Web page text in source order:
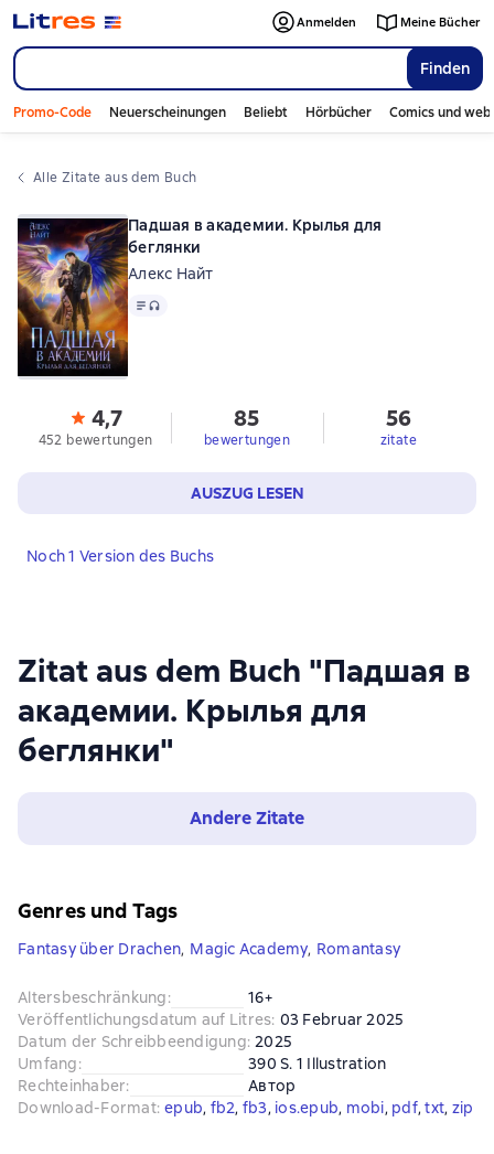
Finden
Anmelden Meine Bücher
Promo-Code Neuerscheinungen Beliebt Hörbücher Comics und
Alle Zitate aus dem Buch
Zitat aus dem Buch "Падшая в
академии. Крылья для
беглянки"
Andere Zitate
Падшая в академии. Крылья для
беглянки
Алекс Найт
Text, Audioformat verfügbar
4,7
452 bewertungen
85
bewertungen
56
zitate
AUSZUG LESEN
Noch 1 Version des Buchs
Genres und Tags
Fantasy über Drachen, Magic Academy, Romantasy
Altersbeschränkung:
16+
Veröffentlichungsdatum auf Litres: 03 Februar 2025
Datum der Schreibbeendigung: 2025
Umfang:
390 S. 1 Illustration
Rechteinhaber:
Автор
Download-Format: epub, fb2, fb3, ios.epub, mobi, pdf, txt, zip